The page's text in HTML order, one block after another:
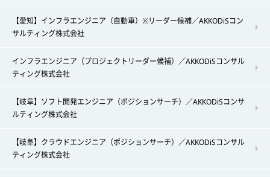
【愛知】インフラエンジニア（自動車）※リーダー候補／AKKODiSコン
サルティング株式会社
インフラエンジニア（プロジェクトリーダー候補）／AKKODiSコンサル
ティング株式会社
【岐阜】ソフト開発エンジニア（ポジションサーチ）／AKKODiSコンサ
ルティング株式会社
【岐阜】クラウドエンジニア（ポジションサーチ）／AKKODiSコンサル
ティング株式会社